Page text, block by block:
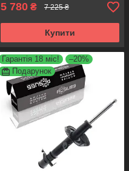
5 780 ₴ 7 225 ₴
Купити
Гарантія 18 міс!
–20%
Подарунок